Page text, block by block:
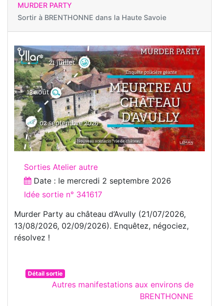
MURDER PARTY
Sortir à BRENTHONNE dans la Haute Savoie
Sorties Atelier autre
Date : le mercredi 2 septembre 2026
Idée sortie n° 341617
Murder Party au château d’Avully (21/07/2026,
13/08/2026, 02/09/2026). Enquêtez, négociez,
résolvez !
Détail sortie
Autres manifestations aux environs de
BRENTHONNE